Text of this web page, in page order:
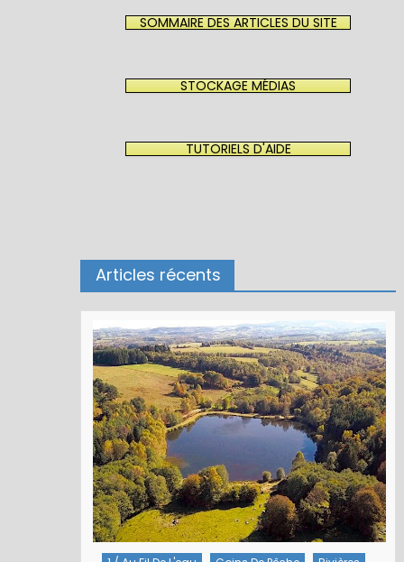
SOMMAIRE DES ARTICLES DU SITE
STOCKAGE MÉDIAS
TUTORIELS D'AIDE
Articles récents